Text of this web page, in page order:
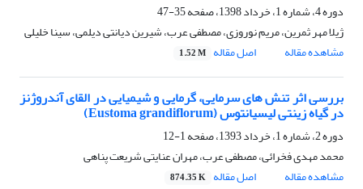
دوره 4، شماره 1، خرداد 1398، صفحه
35-47
ژیلا مهر ثمرین، مریم نوروزی، مصطفی عرب، شیرین دیانتی دیلمی، سینا خلیلی
مشاهده مقاله
اصل مقاله 1.52 M
بررسی اثر تنش ‏های سرمایی، گرمایی و شیمیایی در القای آندروژنز
در گیاه زینتی لیسیانتوس (Eustoma grandiflorum)
دوره 2، شماره 1، خرداد 1393، صفحه
1-12
محمد مهدی فخرائی، مصطفی عرب، مهران عنایتی شریعت پناهی
مشاهده مقاله
اصل مقاله 874.35 K